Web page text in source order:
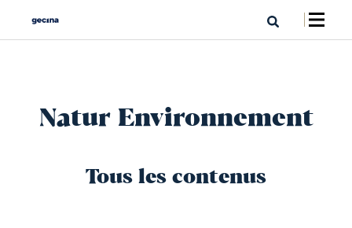
Natur Environnement
Tous les contenus